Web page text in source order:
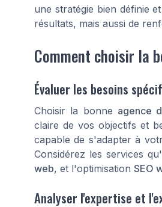
une stratégie bien définie
résultats, mais aussi de
Comment choisir la
Évaluer les besoins
Choisir la bonne agence
claire de vos objectifs et
capable de s'adapter à
Considérez les services
web, et l'optimisation SEO
Analyser l'expertise et